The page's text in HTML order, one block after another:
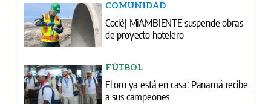
FÚTBOL
El oro ya está en casa: Panamá recibe
a sus campeones